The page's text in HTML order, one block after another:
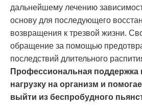
дальнейшему лечению
основу для последующего
возвращения к трезвой жизни.
обращение за помощью
последствий длительного
Профессиональная поддержка
нагрузку на организм и
выйти из беспробудного